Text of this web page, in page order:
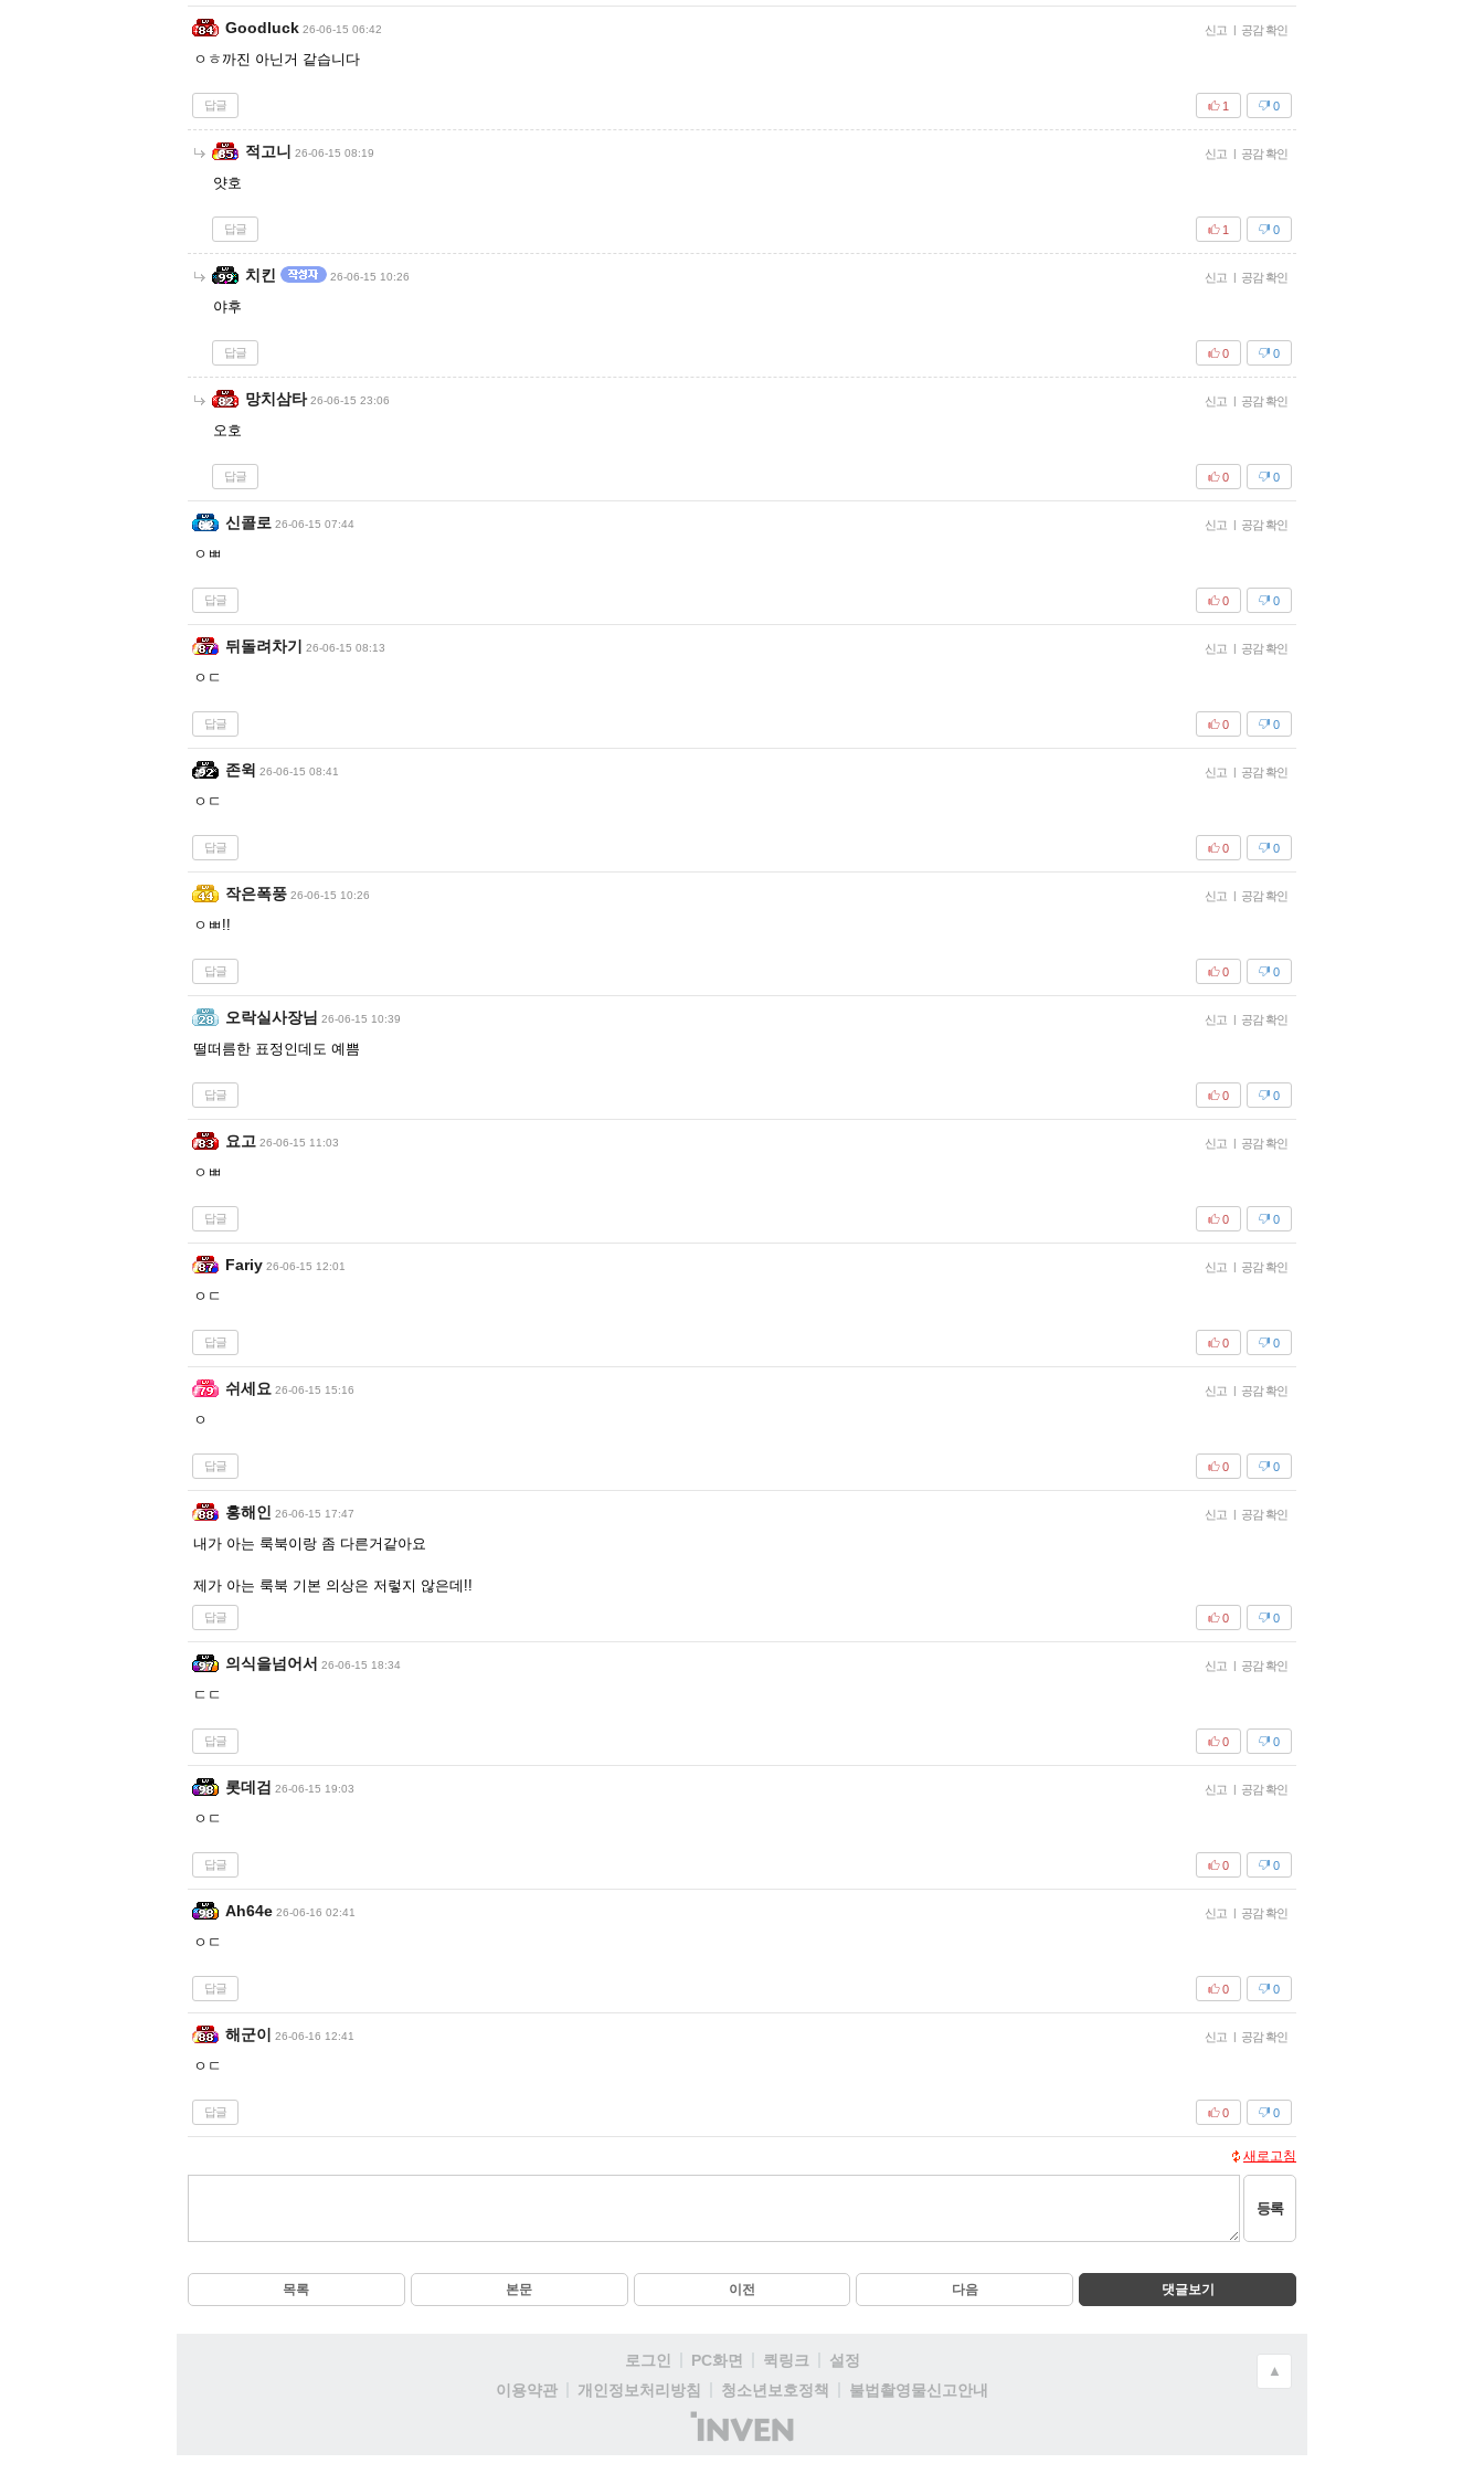
Goodluck 26-06-15 06:42 신고 | 공감 확인
ㅇㅎ까진 아닌거 같습니다
답글 0
1
적고니 26-06-15 08:19 신고 | 공감 확인
얏호
답글 0
1
치킨 26-06-15 10:26 신고 | 공감 확인
야후
답글 0
0
망치삼타 26-06-15 23:06 신고 | 공감 확인
오호
답글 0
0
신콜로 26-06-15 07:44 신고 | 공감 확인
ㅇㅃ
답글 0
0
뒤돌려차기 26-06-15 08:13 신고 | 공감 확인
ㅇㄷ
답글 0
0
존윅 26-06-15 08:41 신고 | 공감 확인
ㅇㄷ
답글 0
0
작은폭풍 26-06-15 10:26 신고 | 공감 확인
ㅇㅃ!!
답글 0
0
오락실사장님 26-06-15 10:39 신고 | 공감 확인
떨떠름한 표정인데도 예쁨
답글 0
0
요고 26-06-15 11:03 신고 | 공감 확인
ㅇㅃ
답글 0
0
Fariy 26-06-15 12:01 신고 | 공감 확인
ㅇㄷ
답글 0
0
쉬세요 26-06-15 15:16 신고 | 공감 확인
ㅇ
답글 0
0
홍해인 26-06-15 17:47 신고 | 공감 확인
내가 아는 룩북이랑 좀 다른거같아요
제가 아는 룩북 기본 의상은 저렇지 않은데!!
답글 0
0
의식을넘어서 26-06-15 18:34 신고 | 공감 확인
ㄷㄷ
답글 0
0
롯데검 26-06-15 19:03 신고 | 공감 확인
ㅇㄷ
답글 0
0
Ah64e 26-06-16 02:41 신고 | 공감 확인
ㅇㄷ
답글 0
0
해군이 26-06-16 12:41 신고 | 공감 확인
ㅇㄷ
답글 0
0
새로고침
등록
목록 본문 이전 다음 댓글보기
로그인 PC화면 퀵링크
설정
이용약관
개인정보처리방침 청소년보호정책
불법촬영물신고안내
(주)
인
▲